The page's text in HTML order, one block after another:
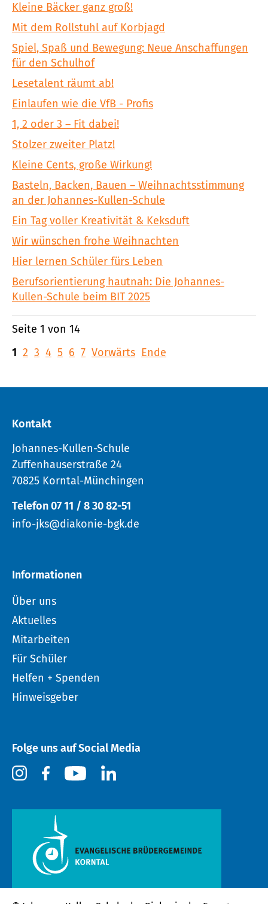
Kleine Bäcker ganz groß!
Mit dem Rollstuhl auf Korbjagd
Spiel, Spaß und Bewegung: Neue Anschaffungen
für den Schulhof
Lesetalent räumt ab!
Einlaufen wie die VfB - Profis
1, 2 oder 3 – Fit dabei!
Stolzer zweiter Platz!
Kleine Cents, große Wirkung!
Basteln, Backen, Bauen – Weihnachtsstimmung
an der Johannes-Kullen-Schule
Ein Tag voller Kreativität & Keksduft
Wir wünschen frohe Weihnachten
Hier lernen Schüler fürs Leben
Berufsorientierung hautnah: Die Johannes-
Kullen-Schule beim BIT 2025
Seite 1 von 14
1 2 3 4 5 6 7 Vorwärts Ende
Kontakt
Johannes-Kullen-Schule
Zuffenhauserstraße 24
70825 Korntal-Münchingen
Telefon 07 11 / 8 30 82-51
info-jks@diakonie-bgk.de
Informationen
Über uns
Aktuelles
Mitarbeiten
Für Schüler
Helfen + Spenden
Hinweisgeber
Folge uns auf Social Media